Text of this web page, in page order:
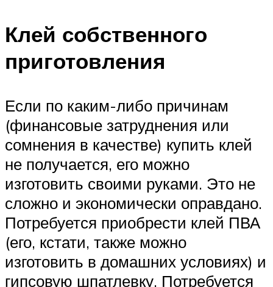
Клей собственного
приготовления
Если по каким-либо причинам
(финансовые затруднения или
сомнения в качестве) купить клей
не получается, его можно
изготовить своими руками. Это не
сложно и экономически оправдано.
Потребуется приобрести клей ПВА
(его, кстати, также можно
изготовить в домашних условиях) и
гипсовую шпатлевку. Потребуется